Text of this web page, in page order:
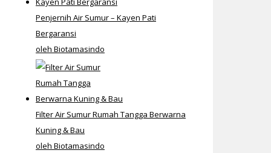
Penjernih Air Sumur – Kayen Pati
Bergaransi
oleh Biotamasindo
Filter Air Sumur Rumah Tangga Berwarna
Kuning & Bau
oleh Biotamasindo